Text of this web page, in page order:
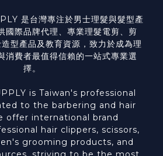
是台灣專注於男士理髮與髮型產
國際品牌代理、專業理髮電剪、剪
型產品及教育資源，致力於成為理
消費者最值得信賴的一站式專業選
擇。
is Taiwan's professional
to the barbering and hair
offer international brand
hair clippers, scissors,
grooming products, and